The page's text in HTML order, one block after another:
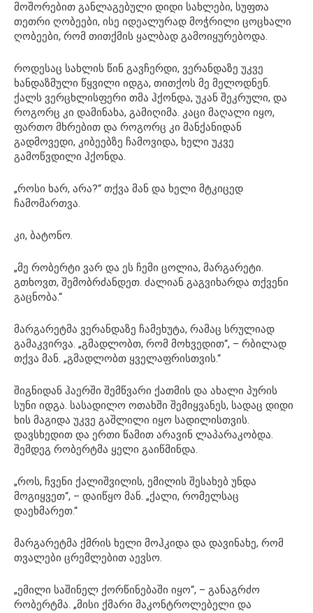
მოშორებით განლაგებული დიდი სახლები, სუფთა
თეთრი ღობეები, ისე იდეალურად მოჭრილი ცოცხალი
ღობეები, რომ თითქმის ყალბად გამოიყურებოდა.
როდესაც სახლის წინ გავჩერდი, ვერანდაზე უკვე
ხანდაზმული წყვილი იდგა, თითქოს მე მელოდნენ.
ქალს ვერცხლისფერი თმა ჰქონდა, უკან შეკრული, და
როგორც კი დამინახა, გამიღიმა. კაცი მაღალი იყო,
ფართო მხრებით და როგორც კი მანქანიდან
გადმოვედი, კიბეებზე ჩამოვიდა, ხელი უკვე
გამოწვდილი ჰქონდა.
„როსი ხარ, არა?“ თქვა მან და ხელი მტკიცედ
ჩამომართვა.
კი, ბატონო.
„მე რობერტი ვარ და ეს ჩემი ცოლია, მარგარეტი.
გთხოვთ, შემობრძანდეთ. ძალიან გაგვიხარდა თქვენი
გაცნობა.“
მარგარეტმა ვერანდაზე ჩამეხუტა, რამაც სრულიად
გამაკვირვა. „გმადლობთ, რომ მოხვედით“, – რბილად
თქვა მან. „გმადლობთ ყველაფრისთვის.“
შიგნიდან ჰაერში შემწვარი ქათმის და ახალი პურის
სუნი იდგა. სასადილო ოთახში შემიყვანეს, სადაც დიდი
ხის მაგიდა უკვე გაშლილი იყო სადილისთვის.
დავსხედით და ერთი წამით არავინ ლაპარაკობდა.
შემდეგ რობერტმა ყელი გაიწმინდა.
„როს, ჩვენი ქალიშვილის, ემილის შესახებ უნდა
მოგიყვეთ“, – დაიწყო მან. „ქალი, რომელსაც
დაეხმარეთ.“
მარგარეტმა ქმრის ხელი მოჰკიდა და დავინახე, რომ
თვალები ცრემლებით აევსო.
„ემილი საშინელ ქორწინებაში იყო“, – განაგრძო
რობერტმა. „მისი ქმარი მაკონტროლებელი და